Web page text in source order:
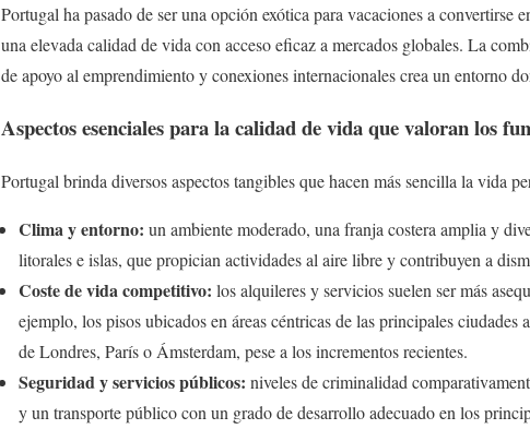
Portugal ha pasado de ser una opción exótica para vacaciones a convertirse
una elevada calidad de vida con acceso eficaz a mercados globales. La
de apoyo al emprendimiento y conexiones internacionales crea un entorno
Aspectos esenciales para la calidad de vida que valoran los
Portugal brinda diversos aspectos tangibles que hacen más sencilla la vida
Clima y entorno: un ambiente moderado, una franja costera amplia y
litorales e islas, que propician actividades al aire libre y contribuyen a
Coste de vida competitivo: los alquileres y servicios suelen ser más
ejemplo, los pisos ubicados en áreas céntricas de las principales
de Londres, París o Ámsterdam, pese a los incrementos recientes.
Seguridad y servicios públicos: niveles de criminalidad
y un transporte público con un grado de desarrollo adecuado en los